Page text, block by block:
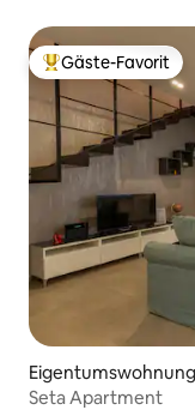
Beliebter Gäste-
Gäste-Favorit
Seta Apartment